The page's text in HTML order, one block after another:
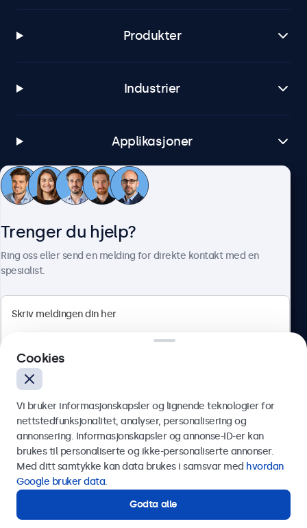
Produkter
Industrier
Applikasjoner
Kundeservice
Norsk
Trenger du hjelp?
Ring oss eller send en melding for direkte kontakt med en
spesialist.
Send
Eller ring oss på
Kontakt våre spesialister.
Cookies
Vi bruker informasjonskapsler og lignende teknologier for
nettstedfunksjonalitet, analyser, personalisering og
annonsering. Informasjonskapsler og annonse-ID-er kan
brukes til personaliserte og ikke-personaliserte annonser.
Med ditt samtykke kan data brukes i samsvar med hvordan
Google bruker data.
Godta alle